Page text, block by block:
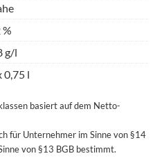
%
g/l
0,75 l
basiert auf dem Netto-
für Unternehmer im Sinne von §14
von §13 BGB bestimmt.